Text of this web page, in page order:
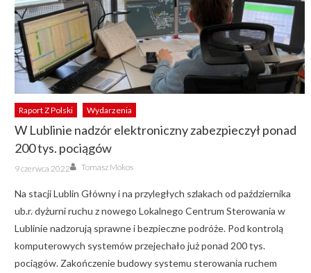
Raport Z Polski Wydarzenia
W Lublinie nadzór elektroniczny zabezpieczył ponad
200 tys. pociągów
Posted
on
9 czerwca 2022 Author
Tomasz Mokos
Na stacji Lublin Główny i na przyległych szlakach od października
ub.r. dyżurni ruchu z nowego Lokalnego Centrum Sterowania w
Lublinie nadzorują sprawne i bezpieczne podróże. Pod kontrolą
komputerowych systemów przejechało już ponad 200 tys.
pociągów. Zakończenie budowy systemu sterowania ruchem